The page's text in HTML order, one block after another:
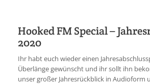
Hooked FM Special –
2020
Ihr habt euch wieder einen
Überlänge gewünscht und ihr sollt ihn
unser großer Jahresrückblick in Audioform